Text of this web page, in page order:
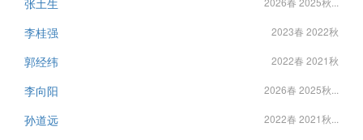
张土生
李桂强 2023春 2022秋
郭经纬 2022春 2021秋
李向阳 2026春 2025秋...
孙道远 2022春 2021秋...